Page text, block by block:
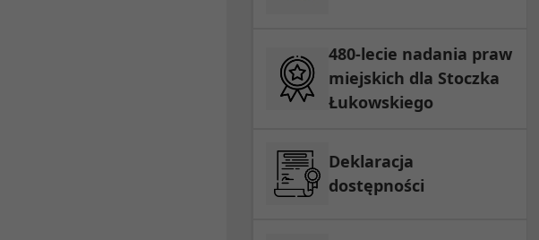
480-lecie nadania praw
miejskich dla Stoczka
Łukowskiego
Deklaracja
dostępności